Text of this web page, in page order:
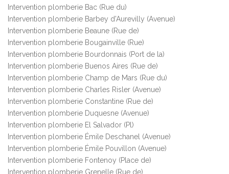
Intervention plomberie Bac (Rue du)
Intervention plomberie Barbey d'Aurevilly (Avenue)
Intervention plomberie Beaune (Rue de)
Intervention plomberie Bougainville (Rue)
Intervention plomberie Bourdonnais (Port de la)
Intervention plomberie Buenos Aires (Rue de)
Intervention plomberie Champ de Mars (Rue du)
Intervention plomberie Charles Risler (Avenue)
Intervention plomberie Constantine (Rue de)
Intervention plomberie Duquesne (Avenue)
Intervention plomberie El Salvador (Pl)
Intervention plomberie Émile Deschanel (Avenue)
Intervention plomberie Émile Pouvillon (Avenue)
Intervention plomberie Fontenoy (Place de)
Intervention plomberie Grenelle (Rue de)